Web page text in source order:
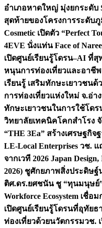
อำเภอหาดใหญ่ มุ่งยกระดับ
สุดท้ายของโครงการระดับ
Cosmetic เปิดตัว “Perfect
4EVE นั่งแท่น Face of
เปิดศูนย์เรียนรู้โดรน–AI ที่
หนุนการท่องเที่ยวและอาชี
เรียนรู้ เสริมทักษะเยาวชนด้
การท่องเที่ยวแห่งใหม่ จ.อ่า
ทักษะเยาวชนในการใช้โดร
วิทยาลัยเทคนิคโคกสำโรง
“THE 3Ea” สร้างเศรษฐกิ
LE-Local Enterprises วช. แ
จากเวที 2026 Japan
2026) ชูศักยภาพสิ่งประดิษ
ติศ.ดร.ยศชนัน ชู “ทุนมนุษย์
Workforce Ecosystem เชื่
เปิดศูนย์เรียนรู้โดรนที่อุทัย
ท่องเที่ยวด้วยนวัตกรรมวช.